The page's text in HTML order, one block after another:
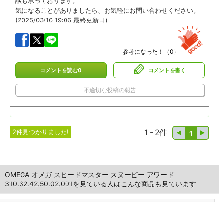
気になることがありましたら、お気軽にお問い合わせください。
(2025/03/16 19:06 最終更新日)
参考になった！（0 ）
コメントを読む0 コメントを書く
不適切な投稿の報告
2件見つかりました! 1
1 - 2件
OMEGA オメガ スピードマスター スヌーピー アワード
310.32.42.50.02.001を見ている人はこんな商品も見ています